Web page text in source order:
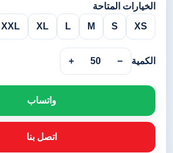
الخيارات المتاحة
XS
S
M
L
XL
XXL
الكمية −
50
+
واتساب
اتصل بنا